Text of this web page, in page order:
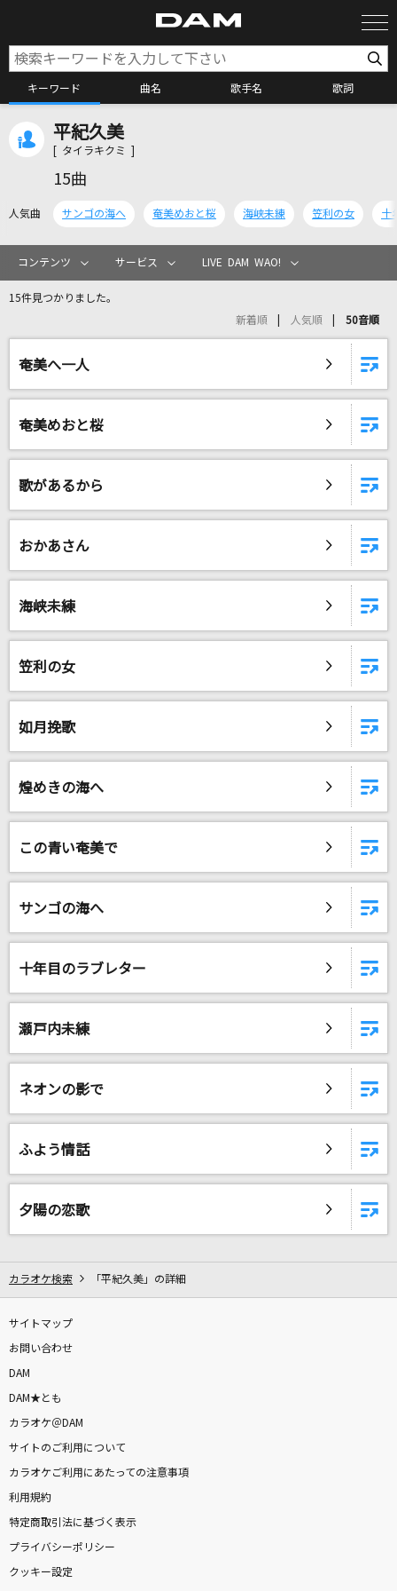
キーワード 曲名 歌手名 歌詞
カラオケリクエスト
Glass
河村隆一
スキマスイッチ
[生音]彼岸花の咲く頃
マジで無理～SUPERムチャブラレターズ～
DISH//
365日の紙飛行機
あいみょん
ホログラム
[生音]Get Myself Back(from LIVE DVD&Blu-ra
FANTASTIC BABY
ひぐらしのなく頃に
島みやえい子(島宮えい子)
DAMに会員登録・ログインして
カラオケをもっと楽しもう！
平紀久美
[ タイラキクミ ]
15曲
人気曲 サンゴの海へ 奄美めおと桜 海峡未練 笠利の女 十
コンテンツ サービス LIVE DAM WAO!
15件見つかりました。
新着順 人気順 50音順
奄美へ一人
奄美めおと桜
歌があるから
おかあさん
海峡未練
笠利の女
如月挽歌
煌めきの海へ
この青い奄美で
サンゴの海へ
十年目のラブレター
瀬戸内未練
ネオンの影で
ふよう情話
夕陽の恋歌
カラオケ検索 「平紀久美」の詳細
サイトマップ
お問い合わせ
DAM
DAM★とも
カラオケ＠DAM
サイトのご利用について
カラオケご利用にあたっての注意事項
利用規約
特定商取引法に基づく表示
プライバシーポリシー
クッキー設定